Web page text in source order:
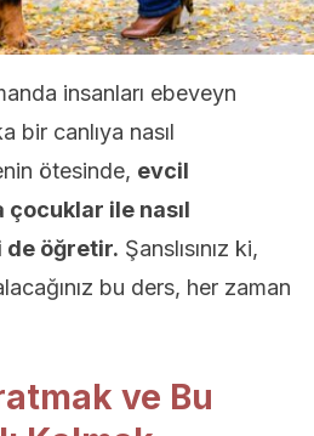
insanları ebeveyn
bir canlıya nasıl
ötesinde, evcil
ile nasıl
öğretir. Şanslısınız ki,
bu ders, her zaman
ve Bu